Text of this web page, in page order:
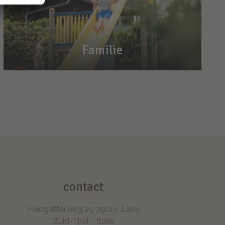
Familie
contact
Feldgatterweg 25 39011
Lana
Zuid-Tirol - Italië